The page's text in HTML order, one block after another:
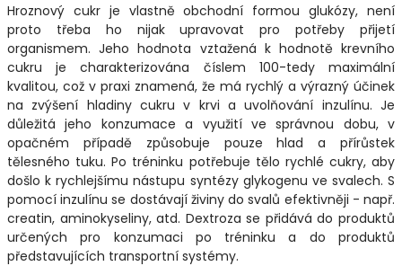
Hroznový cukr je vlastně obchodní formou glukózy, není
proto třeba ho nijak upravovat pro potřeby přijetí
organismem. Jeho hodnota vztažená k hodnotě krevního
cukru je charakterizována číslem 100-tedy maximální
kvalitou, což v praxi znamená, že má rychlý a výrazný účinek
na zvýšení hladiny cukru v krvi a uvolňování inzulínu. Je
důležitá jeho konzumace a využití ve správnou dobu, v
opačném případě způsobuje pouze hlad a přírůstek
tělesného tuku. Po tréninku potřebuje tělo rychlé cukry, aby
došlo k rychlejšímu nástupu syntézy glykogenu ve svalech. S
pomocí inzulínu se dostávají živiny do svalů efektivněji - např.
creatin, aminokyseliny, atd. Dextroza se přidává do produktů
určených pro konzumaci po tréninku a do produktů
představujících transportní systémy.